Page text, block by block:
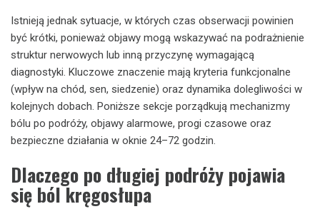
Istnieją jednak sytuacje, w których czas obserwacji powinien
być krótki, ponieważ objawy mogą wskazywać na podrażnienie
struktur nerwowych lub inną przyczynę wymagającą
diagnostyki. Kluczowe znaczenie mają kryteria funkcjonalne
(wpływ na chód, sen, siedzenie) oraz dynamika dolegliwości w
kolejnych dobach. Poniższe sekcje porządkują mechanizmy
bólu po podróży, objawy alarmowe, progi czasowe oraz
bezpieczne działania w oknie 24–72 godzin.
Dlaczego po długiej podróży pojawia
się ból kręgosłupa